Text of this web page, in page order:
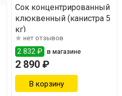
Сок концентрированный
клюквенный (канистра 5
кг)
нет отзывов
2 832 ₽ в магазине
2 890 ₽